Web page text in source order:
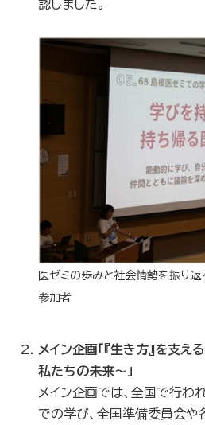
認しました。
医ゼミの歩みと社会情勢を振り返
参加者
メイン企画「『生き方』を支
私たちの未来～」
メイン企画では、全国で行わ
での学び、全国準備委員会や